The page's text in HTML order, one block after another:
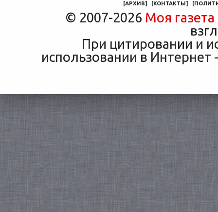
[АРХИВ] [КОНТАКТЫ] [
© 2007-2026 Моя газета
При цитировании и
использовании в Интернет